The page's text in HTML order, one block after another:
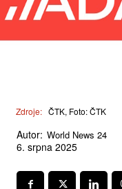
Zdroje: ČTK, Foto: ČTK
Autor: World News 24
6. srpna 2025